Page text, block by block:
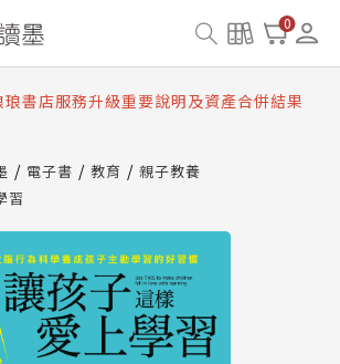
0
讀墨書櫃開通常見問題
讀墨 3 分鐘完成書櫃開通與資產合併申
琅書店服務升級重要說明及資產合併結果
服務電子書 教育
親子教養
習